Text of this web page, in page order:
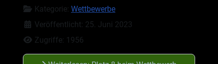
Kategorie: Wettbewerbe
Veröffentlicht: 25. Juni 2023
Zugriffe: 1956